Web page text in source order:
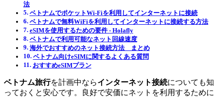
法
ベトナムでポケットWi-Fiを利用してインターネットに接続
ベトナムで無料WiFiを利用してインターネットに接続する方法
eSIMを使用するための要件 ‐ Holafly
ベトナムで利用可能なネット回線速度
海外でおすすめのネット接続方法 まとめ
ベトナム向けeSIMに関するよくある質問
おすすめeSIMプラン
ベトナム旅行を計画中ならインターネット接続についても知
っておくと安心です。良好で安価にネットを利用するために